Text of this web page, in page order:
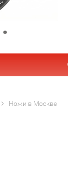
Ножи в Москве